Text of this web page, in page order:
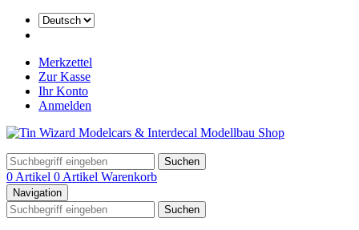
Merkzettel
Zur Kasse
Ihr Konto
Anmelden
Suchen
0 Artikel 0 Artikel Warenkorb
Navigation
Suchen